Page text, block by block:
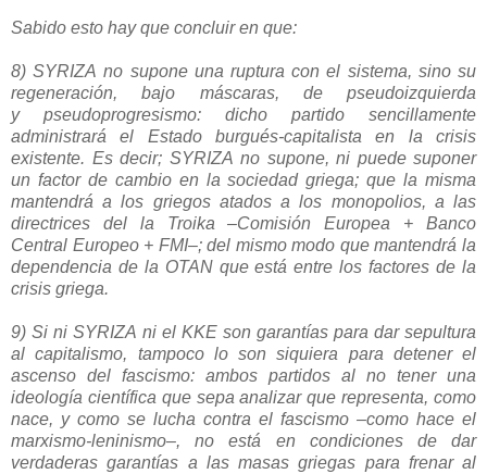
Sabido esto hay que concluir en que:
8)SYRIZA no supone una ruptura con el sistema, sino su
regeneración, bajo máscaras, de pseudoizquierda
y pseudoprogresismo: dicho partido sencillamente
administrará el Estado burgués-capitalista en la crisis
existente. Es decir; SYRIZA no supone, ni puede suponer
un factor de cambio en la sociedad griega; que la misma
mantendrá a los griegos atados a los monopolios, a las
directrices del la Troika –Comisión Europea + Banco
Central Europeo + FMI–; del mismo modo que mantendrá la
dependencia de la OTAN que está entre los factores de la
crisis griega.
9) Si ni SYRIZA ni el KKE son garantías para dar sepultura
al capitalismo, tampoco lo son siquiera para detener el
ascenso del fascismo: ambos partidos al no tener una
ideología científica que sepa analizar que representa, como
nace, y como se lucha contra el fascismo –como hace el
marxismo-leninismo–, no está en condiciones de dar
verdaderas garantías a las masas griegas para frenar al